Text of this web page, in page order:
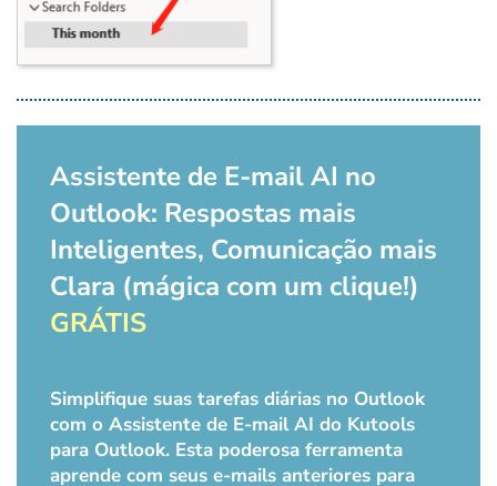
Assistente de E-mail AI no
Outlook: Respostas mais
Inteligentes, Comunicação mais
Clara (mágica com um clique!)
GRÁTIS
Simplifique suas tarefas diárias no Outlook
com o Assistente de E-mail AI do Kutools
para Outlook. Esta poderosa ferramenta
aprende com seus e-mails anteriores para